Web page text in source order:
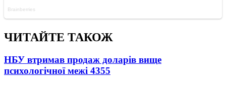
ЧИТАЙТЕ ТАКОЖ
НБУ втримав продаж доларів вище
психологічної межі 4355